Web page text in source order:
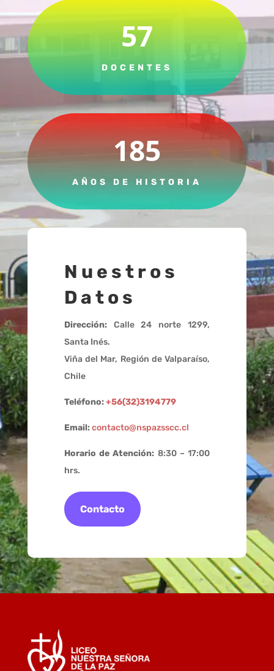
57
DOCENTES
185
AÑOS DE HISTORIA
Nuestros
Datos
Dirección:Calle 24 norte 1299,
Santa Inés.
Viña del Mar, Región de Valparaíso,
Chile
Teléfono:+56(32)3194779
Email:contacto@nspazsscc.cl
Horario de Atención: 8:30 – 17:00
hrs.
Contacto